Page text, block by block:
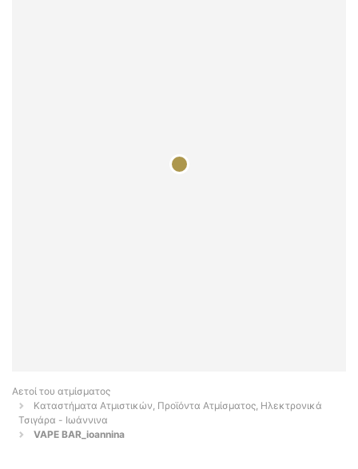
Αετοί του ατμίσματος
Καταστήματα Ατμιστικών, Προϊόντα Ατμίσματος, Ηλεκτρονικά
Τσιγάρα - Ιωάννινα
VAPE BAR_ioannina